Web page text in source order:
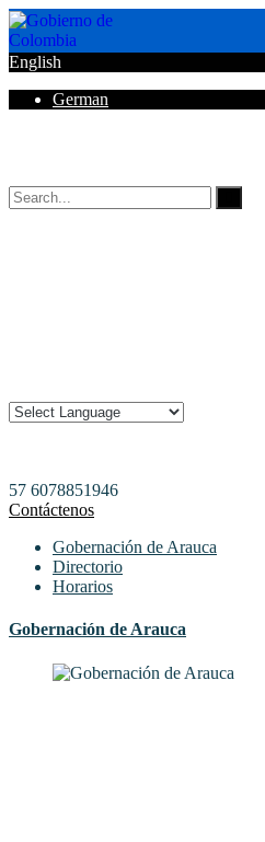
English
German
57 6078851946
Contáctenos
Gobernación de Arauca
Directorio
Horarios
Gobernación de Arauca